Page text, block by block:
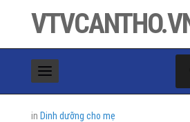
in Dinh dưỡng cho mẹ